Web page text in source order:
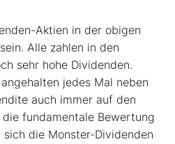
Aktien in der obigen
Alle zahlen in den
sehr hohe Dividenden.
jedes Mal neben
auch immer auf den
fundamentale Bewertung
sich die Monster-Dividenden